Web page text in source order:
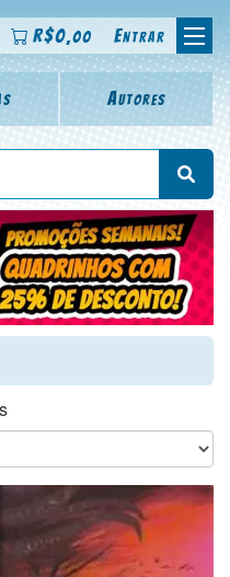
R$0,00 Entrar
Autores
série, escritor,